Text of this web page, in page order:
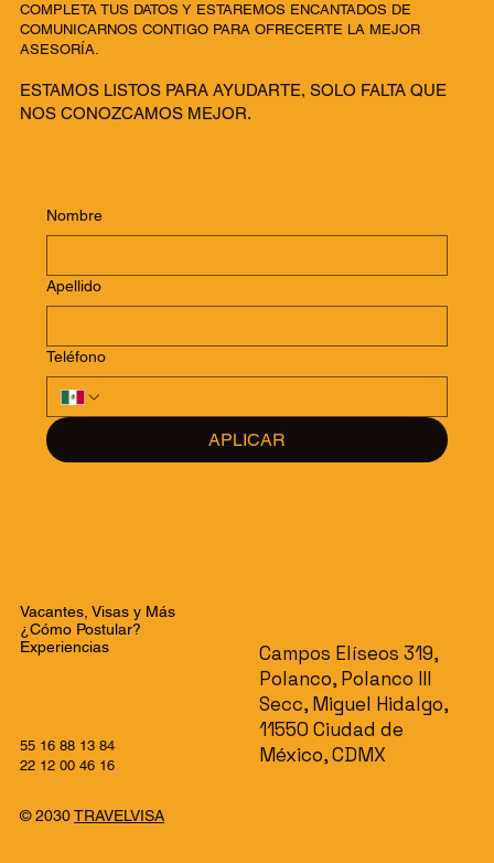
COMPLETA TUS DATOS Y ESTAREMOS ENCANTADOS DE
COMUNICARNOS CONTIGO PARA OFRECERTE LA MEJOR
ASESORÍA.
ESTAMOS LISTOS PARA AYUDARTE, SOLO FALTA QUE
NOS CONOZCAMOS MEJOR.
Nombre
Apellido
Teléfono
APLICAR
Vacantes, Visas y Más
¿Cómo Postular?
Experiencias
55 16 88 13 84
22 12 00 46 16
Campos Elíseos 319,
Polanco, Polanco III
Secc, Miguel Hidalgo,
11550 Ciudad de
México, CDMX
© 2030TRAVELVISA